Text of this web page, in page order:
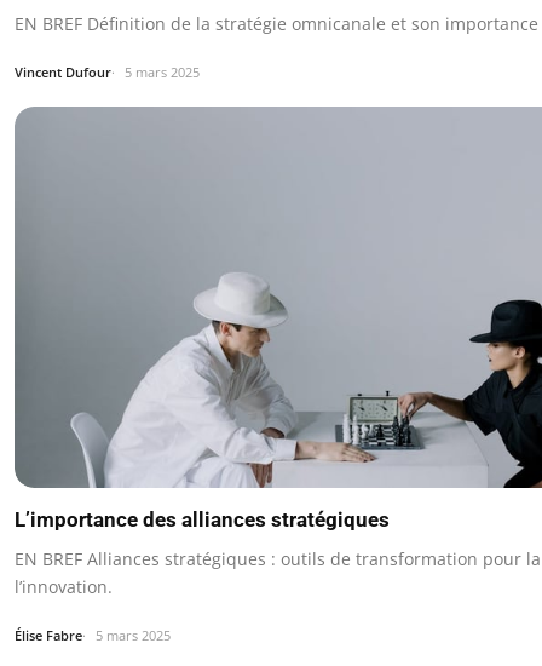
EN BREF Définition de la stratégie omnicanale et son
Vincent Dufour 5 mars 2025
L’importance des alliances stratégiques
EN BREF Alliances stratégiques : outils de transformation pour
l’innovation.
Élise Fabre 5 mars 2025